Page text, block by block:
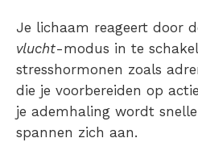
Je lichaam reageert door
vlucht-modus in te
stresshormonen zoals
die je voorbereiden op
je ademhaling wordt
spannen zich aan.